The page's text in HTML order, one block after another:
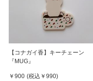
【コナガイ香】キーチェーン
『MUG』
￥900 (税込 ￥990)